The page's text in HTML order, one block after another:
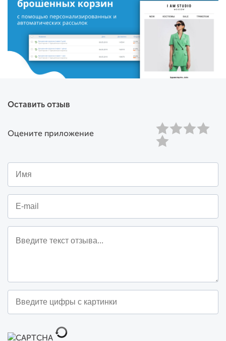
средний чек и общее количество продаж.
Игровые и классические виджеты — собирают
базу подписчиков и удерживают клиентов на
сайте.
Мультиканальный онлайн-чат
— объединяет
несколько каналов общения в одном окне: чат
на сайте, email, Facebook Messenger, Telegram и
эффективность рассылок, рекламных кампаний
а не кликах.
Простота
разработчика и запуск первой кампании в
течение 5 минут.
Полный набор инструментов
рассылки, виджеты, товарные рекомендации,
Эффективность. Детальная аналитика ключевых
Попробуйте Convead бесплатно в течение 7 дней.
Оставить отзыв
Оцените приложение